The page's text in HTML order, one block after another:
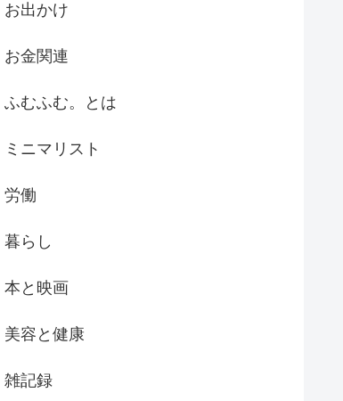
お出かけ
お金関連
ふむふむ。とは
ミニマリスト
労働
暮らし
本と映画
美容と健康
雑記録